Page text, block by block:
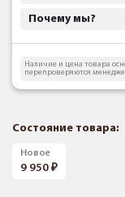
Почему мы?
Наличие и цена товара
перепроверяются
Состояние товара:
Новое
9 950